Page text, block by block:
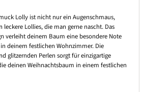
Lolly ist nicht nur ein Augenschmaus,
Lollies, die man gerne nascht. Das
verleiht deinem Baum eine besondere Note
deinem festlichen Wohnzimmer. Die
glitzernden Perlen sorgt für einzigartige
deinen Weihnachtsbaum in einem festlichen